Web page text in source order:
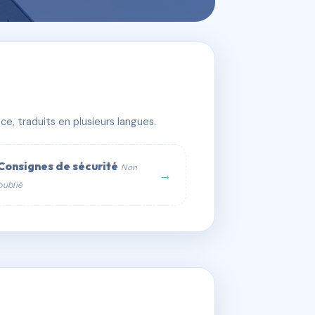
traduits en plusieurs langues.
de sécurité Non
→